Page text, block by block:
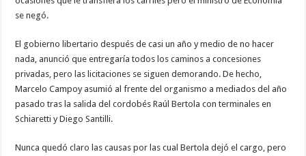
se negó.
El gobierno libertario después de casi un año y medio de no hacer
nada, anunció que entregaría todos los caminos a concesiones
privadas, pero las licitaciones se siguen demorando. De hecho,
Marcelo Campoy asumió al frente del organismo a mediados del año
pasado tras la salida del cordobés Raúl Bertola con terminales en
Schiaretti y Diego Santilli.
Nunca quedó claro las causas por las cual Bertola dejó el cargo, pero